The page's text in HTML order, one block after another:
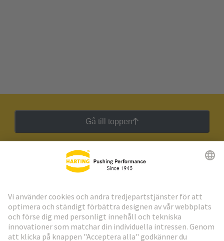
Gå till toppen
HARTING:s nyhetsbrev
Gå till registrering